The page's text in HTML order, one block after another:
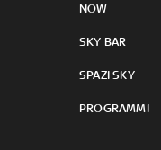
NOW
SKY BAR
SPAZI SKY
PROGRAMMI